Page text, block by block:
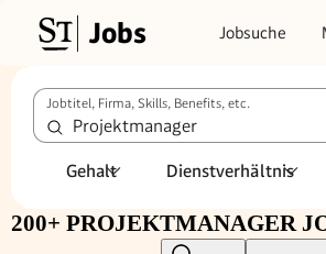
Jobs Jobsuche
Jobtitel, Firma, Skills, Benefits, etc.
Gehalt Dienstverhältnis
200+ PROJEKTMANAGER